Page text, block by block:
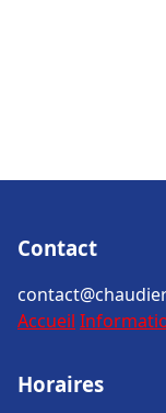
Contact
Accueil
Horaires